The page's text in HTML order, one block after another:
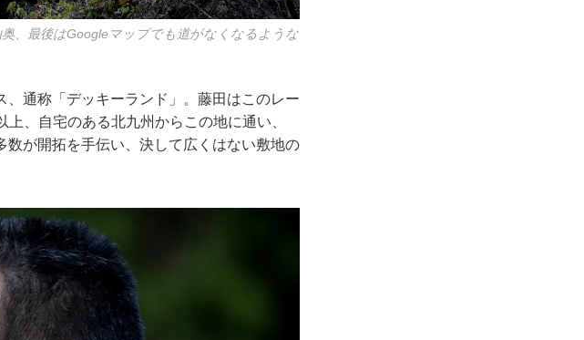
、最後はGoogleマップでも道がなくなるような
通称「デッキーランド」。藤田はこのレー
、自宅のある北九州からこの地に通い、
が開拓を手伝い、決して広くはない敷地の